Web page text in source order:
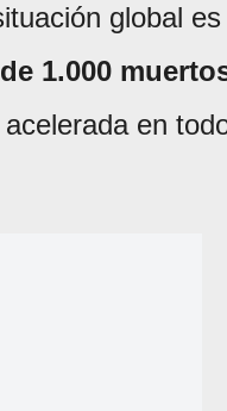
global es
1.000
en